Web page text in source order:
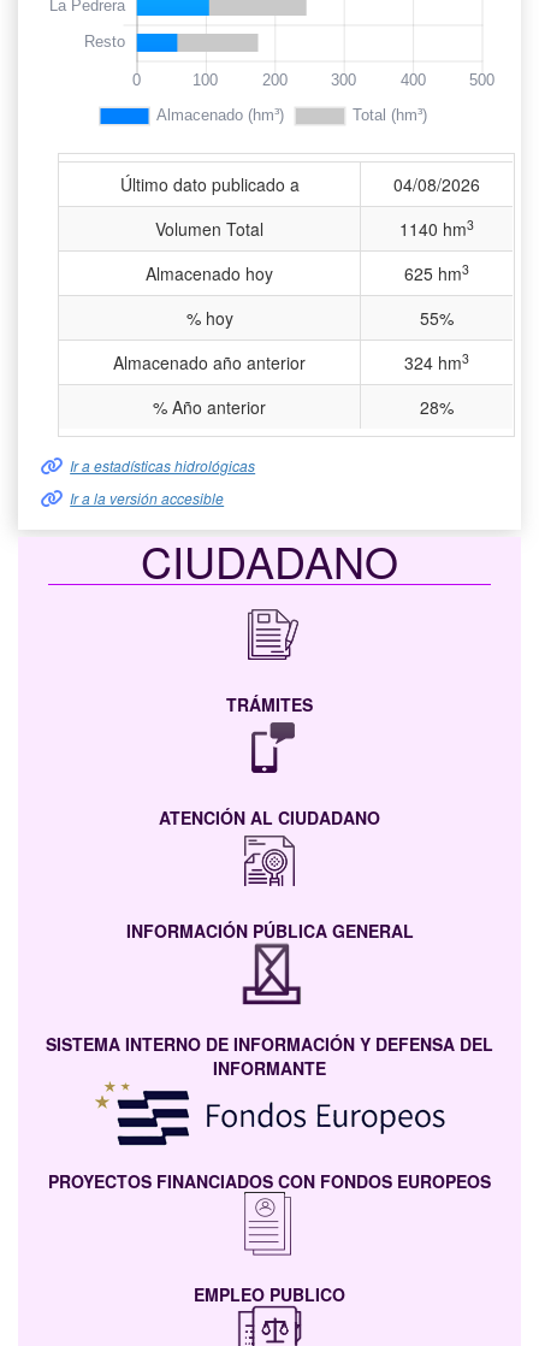
Último dato publicado a
04/08/2026
Volumen Total
1140 hm3
Almacenado hoy 625 hm3
% hoy
55%
Almacenado año anterior
324 hm3
% Año anterior 28%
Ir a estadísticas hidrológicas
Ir a la versión accesible
CIUDADANO
TRÁMITES
ATENCIÓN AL CIUDADANO
INFORMACIÓN PÚBLICA GENERAL
SISTEMA INTERNO DE INFORMACIÓN Y DEFENSA DEL
INFORMANTE
PROYECTOS FINANCIADOS CON FONDOS EUROPEOS
EMPLEO PUBLICO